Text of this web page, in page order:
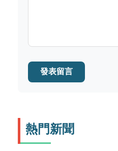
發表留言
熱門新聞